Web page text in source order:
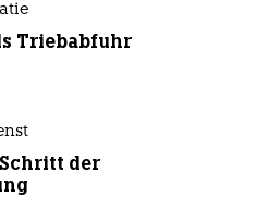
Triebabfuhr
der